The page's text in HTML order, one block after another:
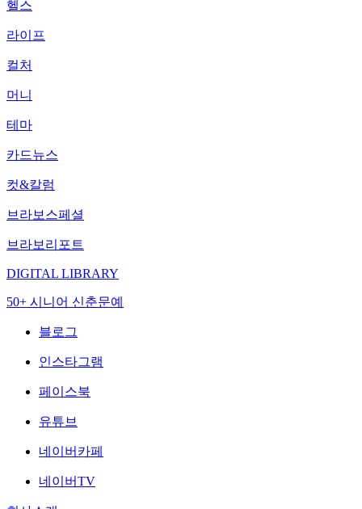
헬스
라이프
컬처
머니
테마
카드뉴스
컷&칼럼
브라보스페셜
브라보리포트
DIGITAL LIBRARY
50+ 시니어 신춘문예
블로그
인스타그램
페이스북
유튜브
네이버카페
네이버TV